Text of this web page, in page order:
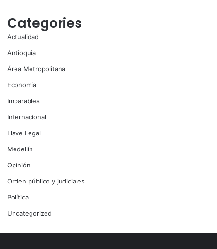
Categories
Actualidad
Antioquia
Área Metropolitana
Economía
Imparables
Internacional
Llave Legal
Medellín
Opinión
Orden público y judiciales
Política
Uncategorized